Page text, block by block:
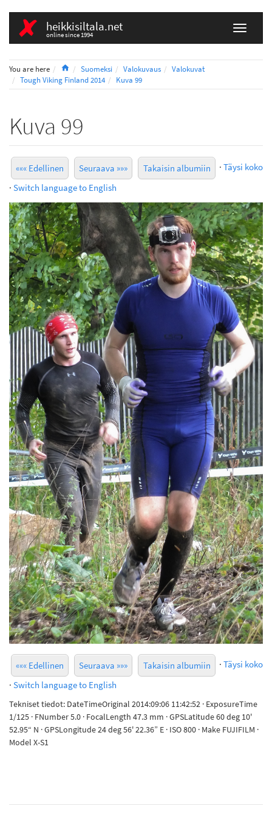
heikkisiltala.net
online since 1994
You are here HomeSuomeksi Valokuvaus
Valokuvat
Tough Viking Finland 2014
Kuva 99
Kuva 99
««« Edellinen Seuraava »»» Takaisin albumiin · Täysi koko
· Switch language to English
««« Edellinen Seuraava »»» Takaisin albumiin · Täysi koko
· Switch language to English
Tekniset tiedot: DateTimeOriginal 2014:09:06 11:42:52 · ExposureTime
1/125 · FNumber 5.0 · FocalLength 47.3 mm · GPSLatitude 60 deg 10'
52.95“ N · GPSLongitude 24 deg 56' 22.36” E · ISO 800 · Make FUJIFILM ·
Model X-S1